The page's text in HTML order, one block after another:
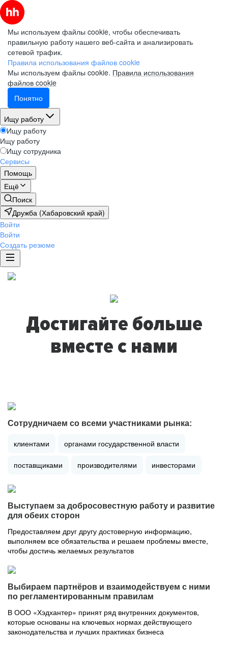
Мы используем файлы cookie, чтобы обеспечивать
правильную работу нашего веб-сайта и анализировать
сетевой трафик.
Правила использования файлов cookie
Мы используем файлы cookie. Правила использования
файлов cookie
Понятно
Ищу работу
Ищу работу
Ищу работу
Ищу сотрудника
Сервисы
Помощь
Ещё
Поиск
Дружба (Хабаровский край)
Войти
Войти
Создать резюме
Достигайте больше
вместе с нами
Сотрудничаем со всеми участниками рынка:
клиентами органами государственной власти
поставщиками производителями инвесторами
Выступаем за добросовестную работу и развитие
для обеих сторон
Предоставляем друг другу достоверную информацию,
выполняем все обязательства и решаем проблемы вместе,
чтобы достичь желаемых результатов
Выбираем партнёров и взаимодействуем с ними
по регламентированным правилам
В ООО «Хэдхантер» принят ряд внутренних документов,
которые основаны на ключевых нормах действующего
законодательства и лучших практиках бизнеса